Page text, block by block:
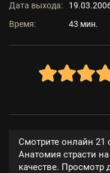
Дата выхода:
Время:
43 мин.
Смотрите онлайн 21
Анатомия страсти
качестве. Просмотр